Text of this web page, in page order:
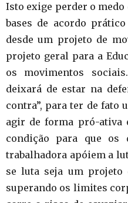
Isto exige perder o medo
bases de acordo
desde um projeto de
projeto geral para a
os movimentos
deixará de estar na
contra”, para ter de fato
agir de forma pró-ativa
condição para que os
trabalhadora apóiem a
se luta seja um projeto
superando os limites